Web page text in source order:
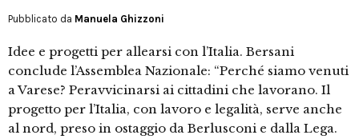
Pubblicato da Manuela Ghizzoni
Idee e progetti per allearsi con l’Italia. Bersani
conclude l’Assemblea Nazionale: “Perché siamo venuti
a Varese? Peravvicinarsi ai cittadini che lavorano. Il
progetto per l’Italia, con lavoro e legalità, serve anche
al nord, preso in ostaggio da Berlusconi e dalla Lega.